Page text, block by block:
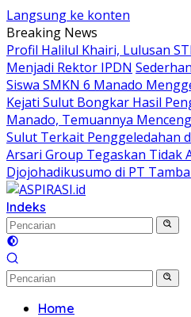
Langsung ke konten
Breaking News
Profil Halilul Khairi, Lulusan
Menjadi Rektor IPDN
Siswa SMKN 6 Manado
Kejati Sulut Bongkar Hasil
Manado, Temuannya
Sulut Terkait Penggeledahan
Arsari Group Tegaskan Tidak
Djojohadikusumo di PT
Indeks
Home